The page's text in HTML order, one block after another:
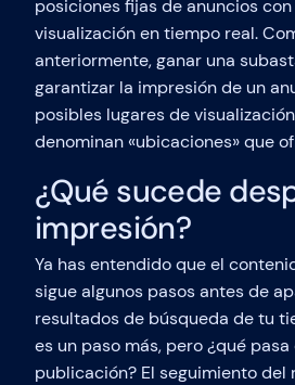
posiciones fijas de anuncios
visualización en tiempo real.
anteriormente, ganar una
garantizar la impresión de un
posibles lugares de
denominan «ubicaciones» que
¿Qué sucede
impresión?
Ya has entendido que el
sigue algunos pasos antes de
resultados de búsqueda de tu
es un paso más, pero ¿qué
publicación? El seguimiento del